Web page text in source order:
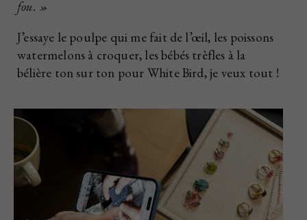
fou. »
J’essaye le poulpe qui me fait de l’œil, les poissons
watermelons à croquer, les bébés trèfles à la
bélière ton sur ton pour White Bird, je veux tout !